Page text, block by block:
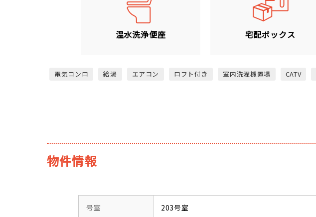
温水洗浄便座 宅配ボックス
電気コンロ 給湯 エアコン ロフト付き 室内洗濯機置場 CATV
物件情報
号室 203号室